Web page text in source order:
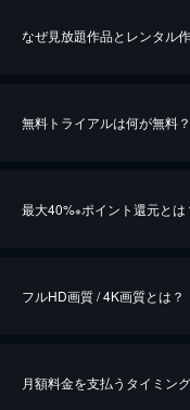
なぜ見放題作品とレンタル
無料トライアルは何が無料？
最大40%※ポイント還元とは
※40％ポイント還元の対象は、ク
iOSアプリのUコイン決済によ
フルHD画質 / 4K画質とは？
月額料金を支払うタイミン